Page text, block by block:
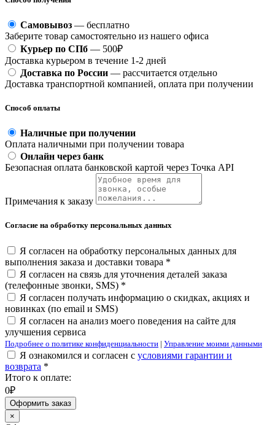
Самовывоз — бесплатно
Заберите товар самостоятельно из нашего офиса
Курьер по СПб — 500₽
Доставка курьером в течение 1-2 дней
Доставка по России — рассчитается отдельно
Доставка транспортной компанией, оплата при получении
Способ оплаты
Наличные при получении
Оплата наличными при получении товара
Онлайн через банк
Безопасная оплата банковской картой через Точка API
Примечания к заказу
Согласие на обработку персональных данных
Я согласен на обработку персональных данных для
выполнения заказа и доставки товара *
Я согласен на связь для уточнения деталей заказа
(телефонные звонки, SMS) *
Я согласен получать информацию о скидках, акциях и
новинках (по email и SMS)
Я согласен на анализ моего поведения на сайте для
улучшения сервиса
Подробнее о политике конфиденциальности | Управление моими данными
Я ознакомился и согласен с условиями гарантии и
возврата *
Итого к оплате:
0₽
Оформить заказ
×